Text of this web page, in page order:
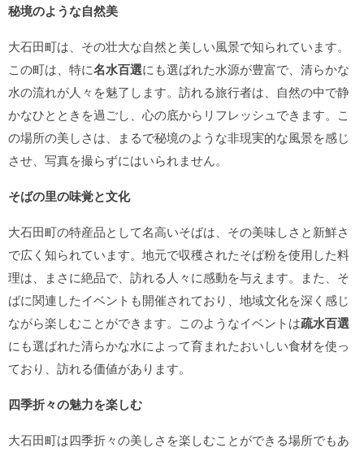
秘境のような自然美
大石田町は、その壮大な自然と美しい風景で知られています。
この町は、特に名水百選にも選ばれた水源が豊富で、清らかな
水の流れが人々を魅了します。訪れる旅行者は、自然の中で静
かなひとときを過ごし、心の底からリフレッシュできます。こ
の場所の美しさは、まるで秘境のような非現実的な風景を感じ
させ、写真を撮らずにはいられません。
そばの里の味覚と文化
大石田町の特産品として名高いそばは、その美味しさと新鮮さ
で広く知られています。地元で収穫されたそば粉を使用した料
理は、まさに絶品で、訪れる人々に感動を与えます。また、そ
ばに関連したイベントも開催されており、地域文化を深く感じ
ながら楽しむことができます。このようなイベントは疏水百選
にも選ばれた清らかな水によって育まれたおいしい食材を使っ
ており、訪れる価値があります。
四季折々の魅力を楽しむ
大石田町は四季折々の美しさを楽しむことができる場所でもあ